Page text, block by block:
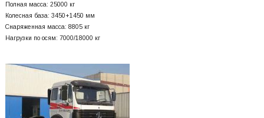
Полная масса: 25000 кг
Колесная база: 3450+1450 мм
Снаряженная масса: 8805 кг
Нагрузки по осям: 7000/18000 кг